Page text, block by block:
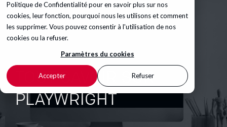
Politique de Confidentialitépour en savoir plus sur nos
cookies, leur fonction, pourquoi nous les utilisons et comment
les supprimer. Vous pouvez consentir à l'utilisation de nos
cookies ou la refuser.
Paramètres du cookies
Accepter Refuser
TOUT SAVOIR SUR
PLAYWRIGHT